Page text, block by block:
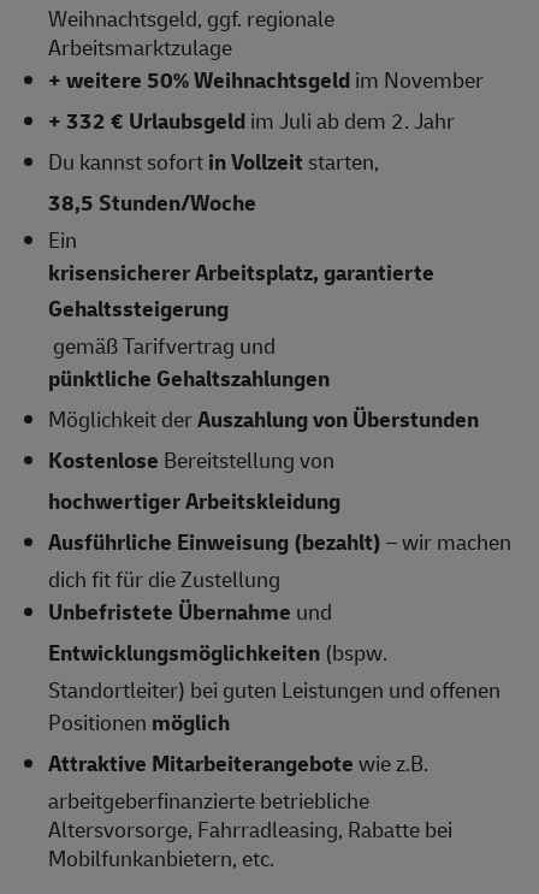
Weihnachtsgeld, ggf. regionale
Arbeitsmarktzulage
+ weitere 50% Weihnachtsgeldim November
+ 332 € Urlaubsgeldim Juli ab dem 2. Jahr
Du kannst sofortin Vollzeit starten,
38,5 Stunden/Woche
Ein
krisensicherer Arbeitsplatz, garantierte
Gehaltssteigerung
gemäß Tarifvertrag und
pünktliche Gehaltszahlungen
Möglichkeit derAuszahlung von Überstunden
Kostenlose Bereitstellung von
hochwertiger Arbeitskleidung
Ausführliche Einweisung (bezahlt)– wir machen
dich fit für die Zustellung
Unbefristete Übernahme und
Entwicklungsmöglichkeiten (bspw.
Standortleiter) bei guten Leistungen und offenen
Positionen möglich
Attraktive Mitarbeiterangebotewie z.B.
arbeitgeberfinanzierte betriebliche
Altersvorsorge, Fahrradleasing, Rabatte bei
Mobilfunkanbietern, etc.